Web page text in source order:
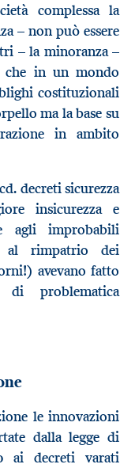
complessa la
– non può essere
– la minoranza –
che in un mondo
costituzionali
ma la base su
in ambito
decreti sicurezza
insicurezza e
agli improbabili
al rimpatrio dei
avevano fatto
problematica
le innovazioni
dalla legge di
ai decreti varati